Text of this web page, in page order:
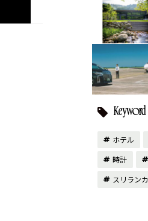
Keyword
ホテル
時計
スリランカ